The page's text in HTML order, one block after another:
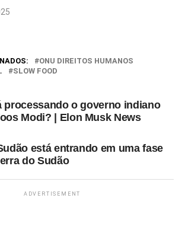
ONU DIREITOS HUMANOS
SLOW FOOD
processando o governo indiano
Modi? | Elon Musk News
está entrando em uma fase
do Sudão
ADVERTISEMENT